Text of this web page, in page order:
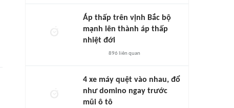
Áp thấp trên vịnh Bắc bộ
mạnh lên thành áp thấp
nhiệt đới
896 liên quan
4 xe máy quệt vào nhau, đổ
như domino ngay trước
mũi ô tô